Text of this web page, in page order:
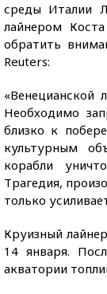
среды Италии
лайнером
обратить
Reuters:
«Венецианской
Необходимо
близко к
культурным
корабли
Трагедия,
только
Круизный
14 января.
акватории